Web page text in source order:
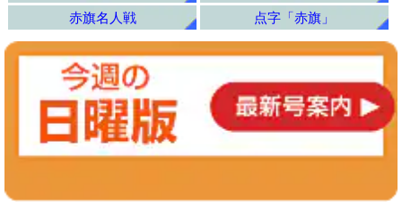
赤旗名人戦
点字「赤旗」